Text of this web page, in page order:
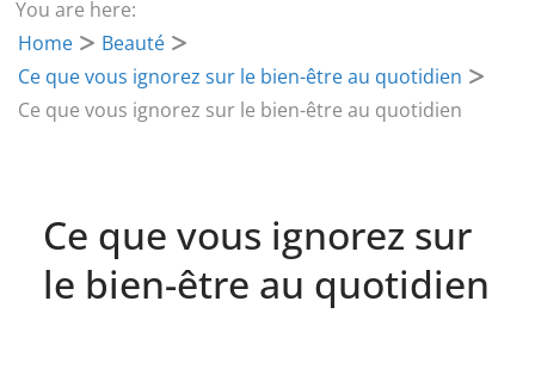
You are here:
Home
Beauté
Ce que vous ignorez sur le bien-être au quotidien
Ce que vous ignorez sur le bien-être au quotidien
Ce que vous ignorez sur
le bien-être au quotidien